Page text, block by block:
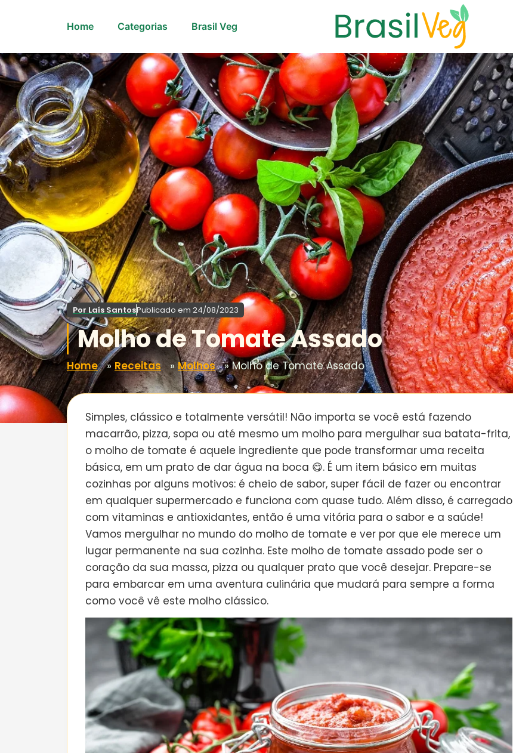
Home Categorias Brasil Veg
Por Laís SantosPublicado em 24/08/2023
Molho de Tomate Assado
Home» Receitas»Molhos»Molho de Tomate Assado
Simples, clássico e totalmente versátil! Não importa se você está fazendo
macarrão, pizza, sopa ou até mesmo um molho para mergulhar sua batata-frita,
o molho de tomate é aquele ingrediente que pode transformar uma receita
básica, em um prato de dar água na boca 😋. É um item básico em muitas
cozinhas por alguns motivos: é cheio de sabor, super fácil de fazer ou encontrar
em qualquer supermercado e funciona com quase tudo. Além disso, é carregado
com vitaminas e antioxidantes, então é uma vitória para o sabor e a saúde!
Vamos mergulhar no mundo do molho de tomate e ver por que ele merece um
lugar permanente na sua cozinha. Este molho de tomate assado pode ser o
coração da sua massa, pizza ou qualquer prato que você desejar. Prepare-se
para embarcar em uma aventura culinária que mudará para sempre a forma
como você vê este molho clássico.